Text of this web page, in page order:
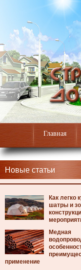
Главная
Новые статьи
Как легко
шатры и
Медная
применение